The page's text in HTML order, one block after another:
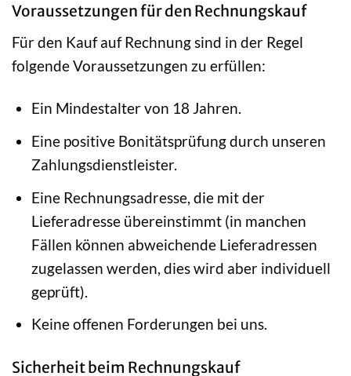
Voraussetzungen für den Rechnungskauf
Für den Kauf auf Rechnung sind in der Regel
folgende Voraussetzungen zu erfüllen:
Ein Mindestalter von 18 Jahren.
Eine positive Bonitätsprüfung durch unseren
Zahlungsdienstleister.
Eine Rechnungsadresse, die mit der
Lieferadresse übereinstimmt (in manchen
Fällen können abweichende Lieferadressen
zugelassen werden, dies wird aber individuell
geprüft).
Keine offenen Forderungen bei uns.
Sicherheit beim Rechnungskauf